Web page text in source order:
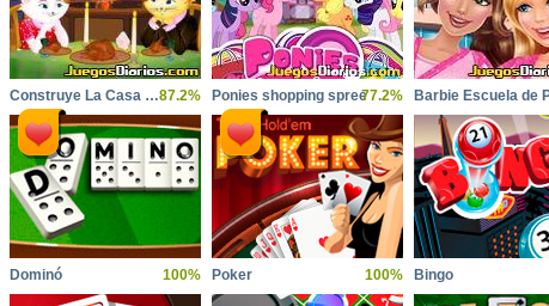
Construye La Casa de Mary87.2% Ponies shopping spree77.2%
Dominó 100% Poker 100% Bingo